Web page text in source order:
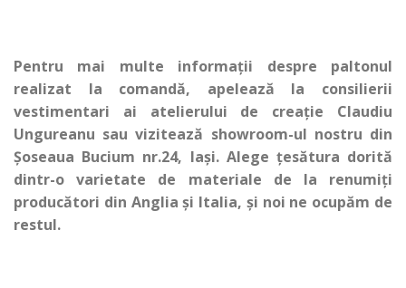
Pentru mai multe informații despre paltonul
realizat la comandă, apelează la consilierii
vestimentari ai atelierului de creație Claudiu
Ungureanu sau vizitează showroom-ul nostru din
Șoseaua Bucium nr.24, Iași. Alege țesătura dorită
dintr-o varietate de materiale de la renumiți
producători din Anglia și Italia, și noi ne ocupăm de
restul.